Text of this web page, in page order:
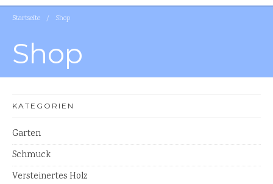
Startseite / Shop
Shop
KATEGORIEN
Garten
Schmuck
Versteinertes Holz